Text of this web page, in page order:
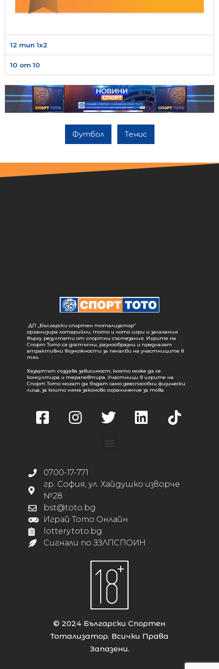
12 тип 1х2
10 от 10
Футбол Тенис
ДП „Български спортен тотализатор“
организира лотарийни, тото и лото игри и залагания
върху резултати от спортни състезания. Игрите на
Спорт Тото са достъпни, разнообразни и предлагат
атрактивни възможности за печалби на участниците в
тях.
Хазартът създава зависимост, която може да се
консултира и терапевтира. Участници в игрите на
Спорт Тото могат да бъдат само дееспособни физически
лица, за които няма законово ограничение за това.
0700-17-771
гр. София, ул. Хайдушко изворче
№28
bst@toto.bg
Играй Тото Онлайн
lottery.toto.bg
Сигнали по ЗЗЛПСПОИН
© 2024 Български Спортен
Тотализатор. Всички Права
Запазени.